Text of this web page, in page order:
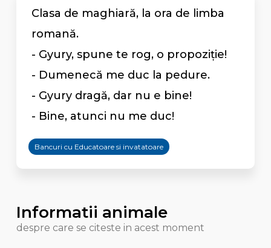
Clasa de maghiară, la ora de limba
romană.
- Gyury, spune te rog, o propoziție!
- Dumenecă me duc la pedure.
- Gyury dragă, dar nu e bine!
- Bine, atunci nu me duc!
Bancuri cu Educatoare si invatatoare
Informatii animale
despre care se citeste in acest moment